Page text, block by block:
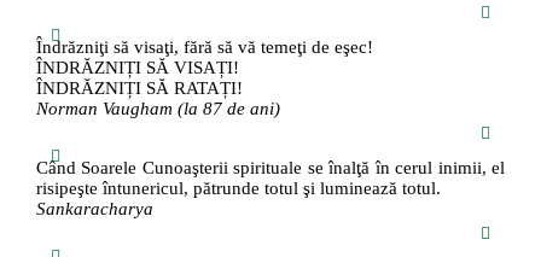
Îndrăzniţi să visaţi, fără să vă temeţi de eşec!
ÎNDRĂZNIȚI SĂ VISAȚI!
ÎNDRĂZNIȚI SĂ RATAȚI!
Norman Vaugham (la 87 de ani)
Când Soarele Cunoaşterii spirituale se înalţă în cerul inimii, el
risipeşte întunericul, pătrunde totul şi luminează totul.
Sankaracharya